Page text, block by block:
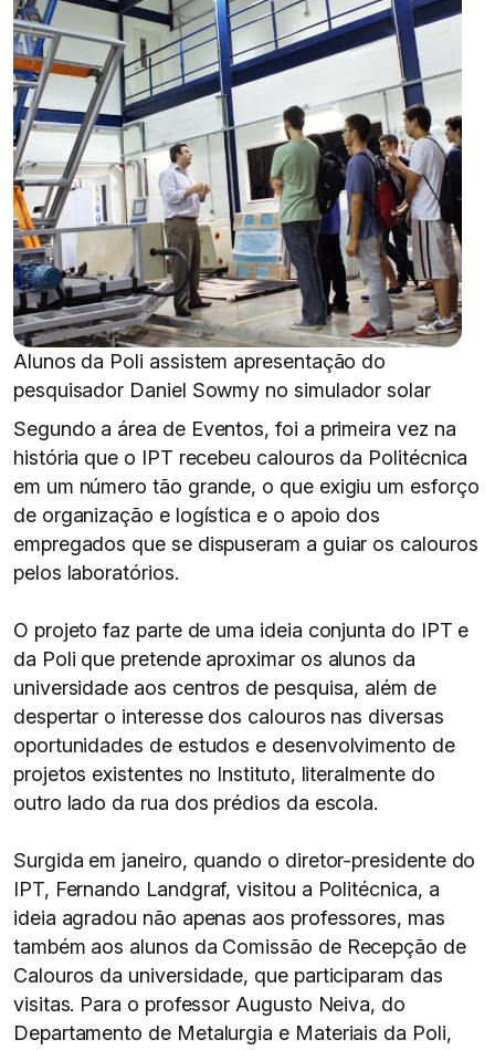
Alunos da Poli assistem apresentação do
pesquisador Daniel Sowmy no simulador solar
Segundo a área de Eventos, foi a primeira vez na
história que o IPT recebeu calouros da Politécnica
em um número tão grande, o que exigiu um esforço
de organização e logística e o apoio dos
empregados que se dispuseram a guiar os calouros
pelos laboratórios.
O projeto faz parte de uma ideia conjunta do IPT e
da Poli que pretende aproximar os alunos da
universidade aos centros de pesquisa, além de
despertar o interesse dos calouros nas diversas
oportunidades de estudos e desenvolvimento de
projetos existentes no Instituto, literalmente do
outro lado da rua dos prédios da escola.
Surgida em janeiro, quando o diretor-presidente do
IPT, Fernando Landgraf, visitou a Politécnica, a
ideia agradou não apenas aos professores, mas
também aos alunos da Comissão de Recepção de
Calouros da universidade, que participaram das
visitas. Para o professor Augusto Neiva, do
Departamento de Metalurgia e Materiais da Poli,